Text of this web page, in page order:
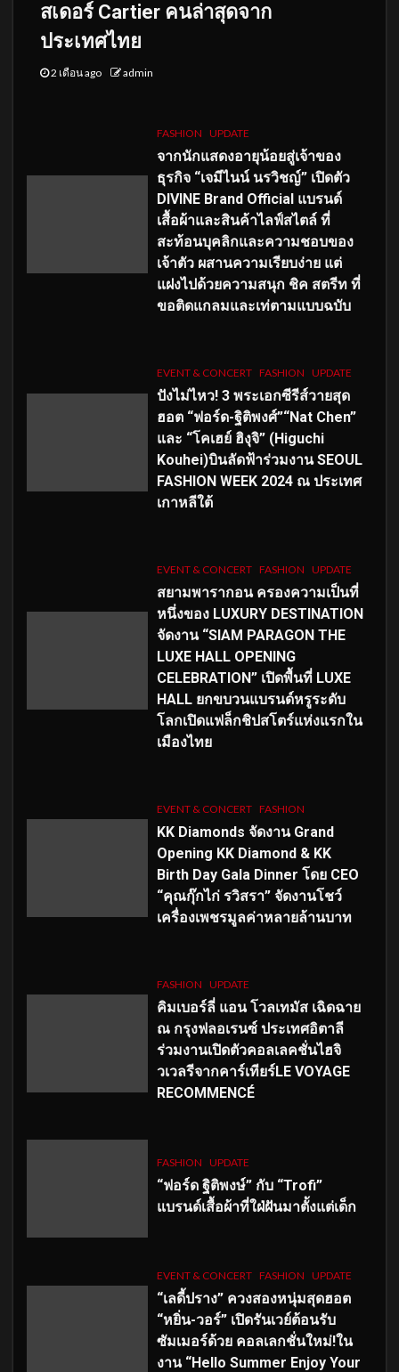
สเดอร์ Cartier คนล่าสุดจาก
ประเทศไทย
2 เดือน ago admin
FASHION UPDATE
จากนักแสดงอายุน้อยสู่เจ้าของ
ธุรกิจ “เจมีไนน์ นรวิชญ์” เปิดตัว
DIVINE Brand Official แบรนด์
เสื้อผ้าและสินค้าไลฟ์สไตล์ ที่
สะท้อนบุคลิกและความชอบของ
เจ้าตัว ผสานความเรียบง่าย แต่
แฝงไปด้วยความสนุก ชิค สตรีท ที่
ขอติดแกลมและเท่ตามแบบฉบับ
EVENT & CONCERT FASHION UPDATE
ปังไม่ไหว! 3 พระเอกซีรีส์วายสุด
ฮอต “ฟอร์ด-ฐิติพงศ์”“Nat Chen”
และ “โคเฮย์ ฮิงุจิ” (Higuchi
Kouhei)บินลัดฟ้าร่วมงาน SEOUL
FASHION WEEK 2024 ณ ประเทศ
เกาหลีใต้
EVENT & CONCERT FASHION UPDATE
สยามพารากอน ครองความเป็นที่
หนึ่งของ LUXURY DESTINATION
จัดงาน “SIAM PARAGON THE
LUXE HALL OPENING
CELEBRATION” เปิดพื้นที่ LUXE
HALL ยกขบวนแบรนด์หรูระดับ
โลกเปิดแฟล็กชิปสโตร์แห่งแรกใน
เมืองไทย
EVENT & CONCERT FASHION
KK Diamonds จัดงาน Grand
Opening KK Diamond & KK
Birth Day Gala Dinner โดย CEO
“คุณกุ๊กไก่ รวิสรา” จัดงานโชว์
เครื่องเพชรมูลค่าหลายล้านบาท
FASHION UPDATE
คิมเบอร์ลี่ แอน โวลเทมัส เฉิดฉาย
ณ กรุงฟลอเรนซ์ ประเทศอิตาลี
ร่วมงานเปิดตัวคอลเลคชั่นไฮจิ
วเวลรีจากคาร์เทียร์LE VOYAGE
RECOMMENCÉ
FASHION UPDATE
“ฟอร์ด ฐิติพงษ์” กับ “Trofi”
แบรนด์เสื้อผ้าที่ใฝ่ฝันมาตั้งแต่เด็ก
EVENT & CONCERT FASHION UPDATE
“เลดี้ปราง” ควงสองหนุ่มสุดฮอต
“หยิ่น-วอร์” เปิดรันเวย์ต้อนรับ
ซัมเมอร์ด้วย คอลเลกชั่นใหม่!ใน
งาน “Hello Summer Enjoy Your